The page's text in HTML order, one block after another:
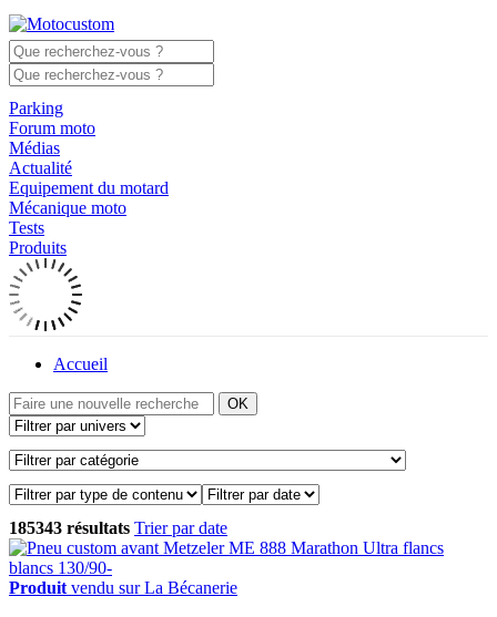
Parking
Forum moto
Médias
Actualité
Equipement du motard
Mécanique moto
Tests
Produits
Accueil
OK
185343 résultats Trier par date
Produit vendu sur La Bécanerie